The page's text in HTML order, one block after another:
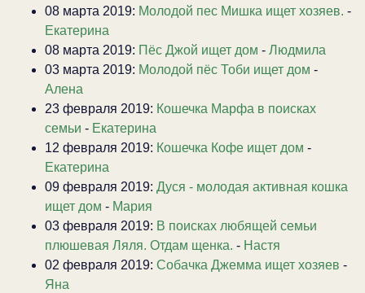
08 марта 2019: Молодой пес Мишка ищет хозяев. -
Екатерина
08 марта 2019: Пёс Джой ищет дом - Людмила
03 марта 2019: Молодой пёс Тоби ищет дом -
Алена
23 февраля 2019: Кошечка Марфа в поисках
семьи - Екатерина
12 февраля 2019: Кошечка Кофе ищет дом -
Екатерина
09 февраля 2019: Дуся - молодая активная кошка
ищет дом - Мария
03 февраля 2019: В поисках любящей семьи
плюшевая Ляля. Отдам щенка. - Настя
02 февраля 2019: Собачка Джемма ищет хозяев -
Яна